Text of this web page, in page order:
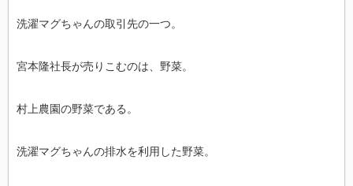
洗濯マグちゃんの取引先の一つ。
宮本隆社長が売りこむのは、野菜。
村上農園の野菜である。
洗濯マグちゃんの排水を利用した野菜。